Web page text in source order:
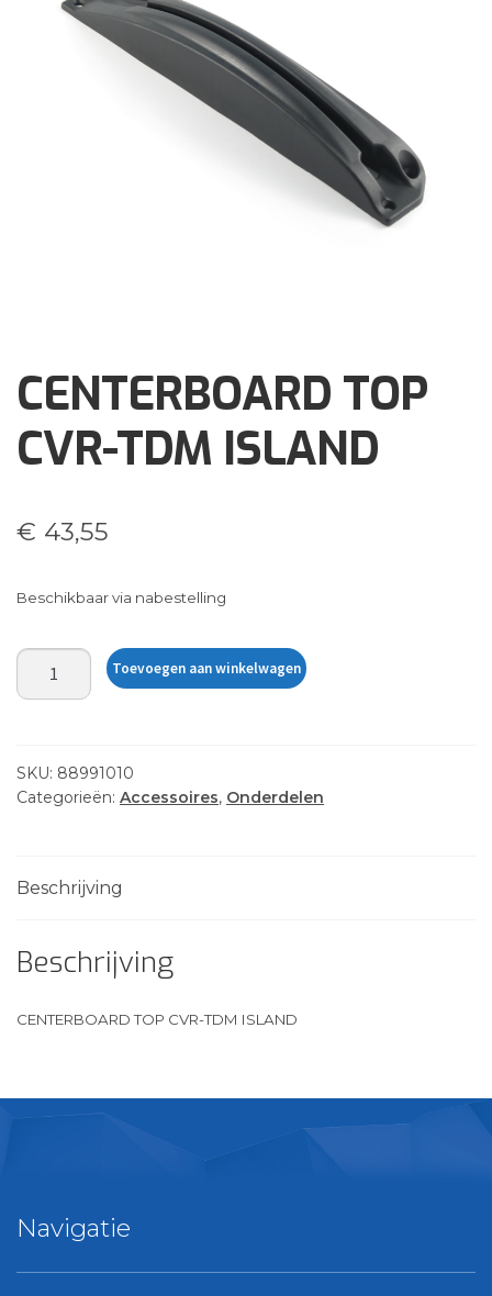
Brochures
CENTERBOARD TOP
CVR-TDM ISLAND
€ 43,55
Beschikbaar via nabestelling
CENTERBOARD
TOP
ISLAND
aantal
Toevoegen aan winkelwagen
SKU: 88991010
Categorieën: Accessoires, Onderdelen
Beschrijving
Beschrijving
CENTERBOARD TOP CVR-TDM ISLAND
Navigatie